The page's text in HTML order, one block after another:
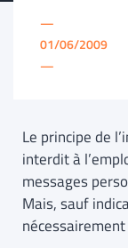
—
01/06/2009
—
Le principe de
interdit à
messages
Mais, sauf